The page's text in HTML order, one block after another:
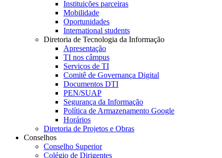
Instituições parceiras
Mobilidade
Oportunidades
International students
Diretoria de Tecnologia da Informação
Apresentação
TI nos câmpus
Serviços de TI
Comitê de Governança Digital
Documentos DTI
PEN/SUAP
Segurança da Informação
Política de Armazenamento Google
Horários
Diretoria de Projetos e Obras
Conselhos
Conselho Superior
Colégio de Dirigentes